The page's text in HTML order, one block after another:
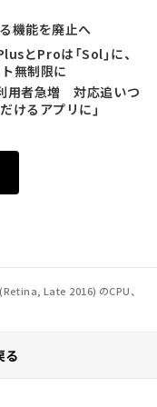
機能を廃止へ
とProは「Sol」に、
無制限に
用者急増 対応追いつ
けるアプリに」
Late 2016) のCPU、
る